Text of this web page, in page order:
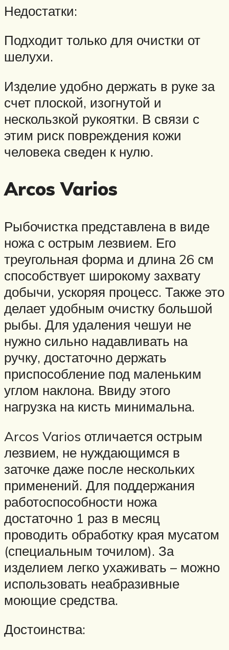
Недостатки:
Подходит только для очистки от
шелухи.
Изделие удобно держать в руке за
счет плоской, изогнутой и
нескользкой рукоятки. В связи с
этим риск повреждения кожи
человека сведен к нулю.
Arcos Varios
Рыбочистка представлена в виде
ножа с острым лезвием. Его
треугольная форма и длина 26 см
способствует широкому захвату
добычи, ускоряя процесс. Также это
делает удобным очистку большой
рыбы. Для удаления чешуи не
нужно сильно надавливать на
ручку, достаточно держать
приспособление под маленьким
углом наклона. Ввиду этого
нагрузка на кисть минимальна.
Arcos Varios отличается острым
лезвием, не нуждающимся в
заточке даже после нескольких
применений. Для поддержания
работоспособности ножа
достаточно 1 раз в месяц
проводить обработку края мусатом
(специальным точилом). За
изделием легко ухаживать – можно
использовать неабразивные
моющие средства.
Достоинства: